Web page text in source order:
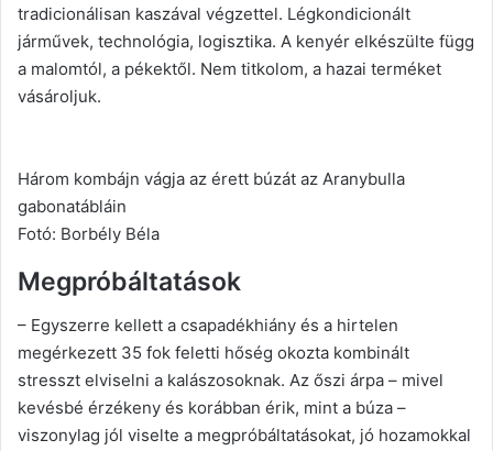
tradicionálisan kaszával végzettel. Légkondicionált
járművek, technológia, logisztika. A kenyér elkészülte függ
a malomtól, a pékektől. Nem titkolom, a hazai terméket
vásároljuk.
Három kombájn vágja az érett búzát az Aranybulla
gabonatábláin
Fotó: Borbély Béla
Megpróbáltatások
– Egyszerre kellett a csapadékhiány és a hirtelen
megérkezett 35 fok feletti hőség okozta kombinált
stresszt elviselni a kalászosoknak. Az őszi árpa – mivel
kevésbé érzékeny és korábban érik, mint a búza –
viszonylag jól viselte a megpróbáltatásokat, jó hozamokkal